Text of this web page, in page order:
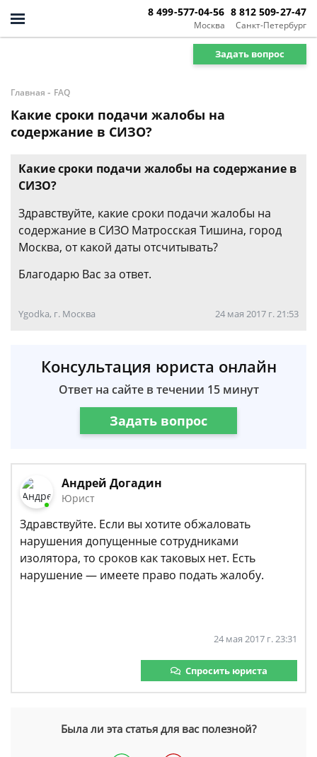
Москва
8 499-577-04-56
Санкт-Петербург
8 812 509-27-47
Задать вопрос
Главная - FAQ
Какие сроки подачи жалобы на
содержание в СИЗО?
Какие сроки подачи жалобы на содержание в
СИЗО?
Здравствуйте, какие сроки подачи жалобы на
содержание в СИЗО Матросская Тишина, город
Москва, от какой даты отсчитывать?
Благодарю Вас за ответ.
Ygodka, г. Москва 24 мая 2017 г. 21:53
Консультация юриста онлайн
Ответ на сайте в течении 15 минут
Задать вопрос
Андрей Догадин
Юрист
Здравствуйте. Если вы хотите обжаловать
нарушения допущенные сотрудниками
изолятора, то сроков как таковых нет. Есть
нарушение — имеете право подать жалобу.
24 мая 2017 г. 23:31
Спросить юриста
Была ли эта статья для вас полезной?